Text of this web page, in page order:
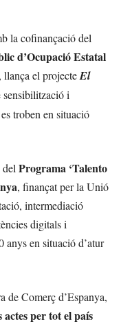
la cofinançació del
d’Ocupació Estatal
, llança el projecteEl
sensibilització i
troben en situació
del Programa ‘Talento
, finançat per la Unió
intermediació
digitals i
anys en situació d’atur
de Comerç d’Espanya,
actes per tot el país